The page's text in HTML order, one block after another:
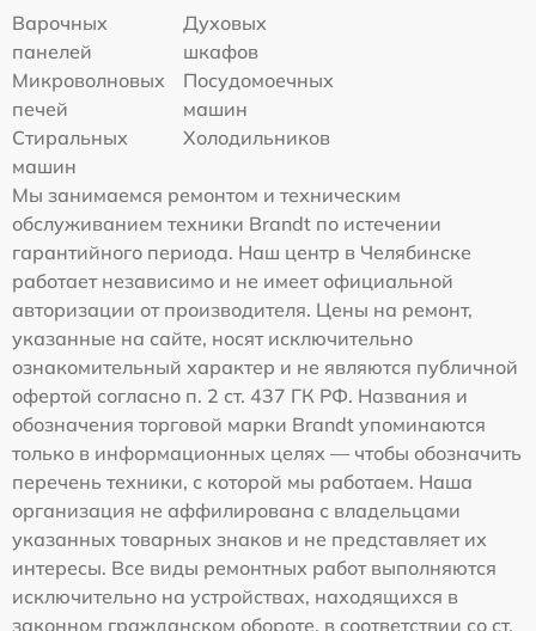
Варочных
панелей
Духовых
шкафов
Микроволновых
печей
Посудомоечных
машин
Стиральных
машин
Холодильников
Мы занимаемся ремонтом и техническим
обслуживанием техники Brandt по истечении
гарантийного периода. Наш центр в Челябинске
работает независимо и не имеет официальной
авторизации от производителя. Цены на ремонт,
указанные на сайте, носят исключительно
ознакомительный характер и не являются публичной
офертой согласно п. 2 ст. 437 ГК РФ. Названия и
обозначения торговой марки Brandt упоминаются
только в информационных целях — чтобы обозначить
перечень техники, с которой мы работаем. Наша
организация не аффилирована с владельцами
указанных товарных знаков и не представляет их
интересы. Все виды ремонтных работ выполняются
исключительно на устройствах, находящихся в
законном гражданском обороте, в соответствии со ст.